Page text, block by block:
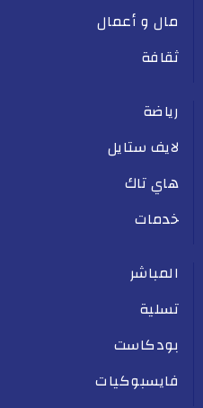
مال و أعمال
ثقافة
رياضة
لايف ستايل
هاي تاك
خدمات
المباشر
تسلية
بودكاست
فايسبوكيات